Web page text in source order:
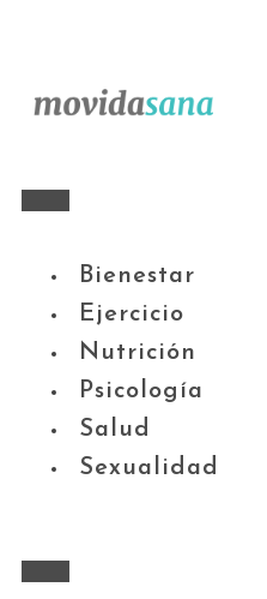
Bienestar
Ejercicio
Nutrición
Psicología
Salud
Sexualidad